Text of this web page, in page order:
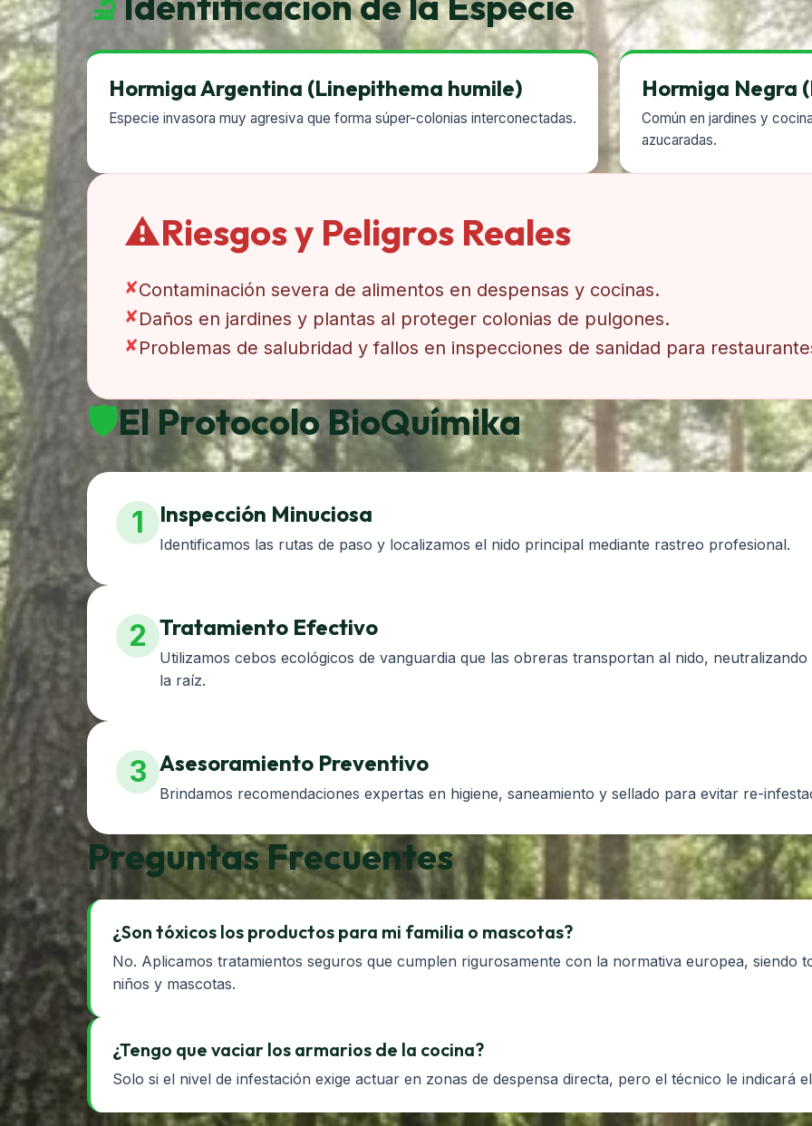
Hormiga Argentina (Linepithema humile)
Especie invasora muy agresiva que forma súper-colonias interconectadas.
Hormiga Negra
Común en jardines y
azucaradas.
⚠️Riesgos y Peligros Reales
✘Contaminación severa de alimentos en despensas y cocinas.
✘Daños en jardines y plantas al proteger colonias de pulgones.
✘Problemas de salubridad y fallos en inspecciones de sanidad para
🛡️El Protocolo BioQuímika
1 Inspección Minuciosa
Identificamos las rutas de paso y localizamos el nido principal mediante rastreo profesional.
2 Tratamiento Efectivo
Utilizamos cebos ecológicos de vanguardia que las obreras transportan al nido,
la raíz.
3 Asesoramiento Preventivo
Brindamos recomendaciones expertas en higiene, saneamiento y sellado para evitar re-
Preguntas Frecuentes
¿Son tóxicos los productos para mi familia o mascotas?
No. Aplicamos tratamientos seguros que cumplen rigurosamente con la normativa europea, siendo
niños y mascotas.
¿Tengo que vaciar los armarios de la cocina?
Solo si el nivel de infestación exige actuar en zonas de despensa directa, pero el técnico le indicará